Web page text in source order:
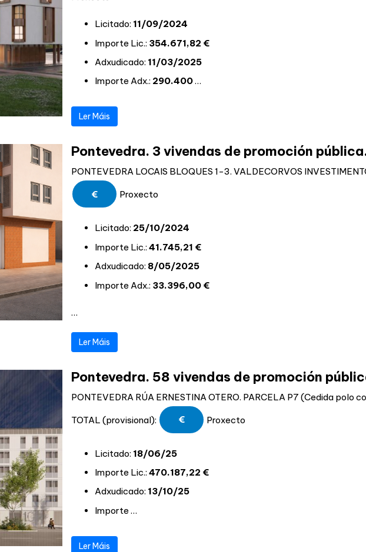
Licitado: 11/09/2024
Importe Lic.: 354.671,82 €
Adxudicado: 11/03/2025
Importe Adx.: 290.400…
Ler Máis
Pontevedra. 3 vivendas de promoción
PONTEVEDRA LOCAIS BLOQUES 1-3. VALDECORVOS
€ Proxecto
Licitado: 25/10/2024
Importe Lic.: 41.745,21 €
Adxudicado: 8/05/2025
Importe Adx.: 33.396,00 €
…
Ler Máis
Pontevedra. 58 vivendas de promoción
PONTEVEDRA RÚA ERNESTINA OTERO. PARCELA P7 (Cedida polo
TOTAL (provisional): € Proxecto
Licitado: 18/06/25
Importe Lic.: 470.187,22 €
Adxudicado: 13/10/25
Importe …
Ler Máis